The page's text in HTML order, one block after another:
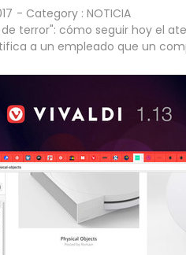
- Category : NOTICIA
terror": cómo seguir hoy el
a un empleado que un